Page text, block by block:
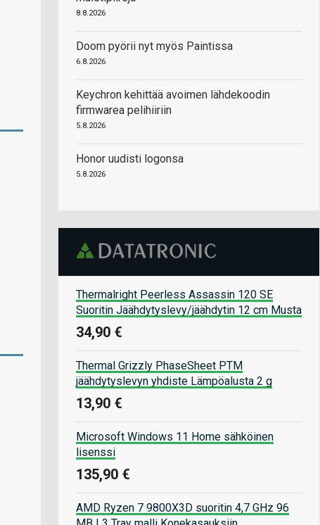
8.8.2026
Doom pyörii nyt myös Paintissa
6.8.2026
Keychron kehittää avoimen lähdekoodin
firmwarea pelihiiriin
5.8.2026
Honor uudisti logonsa
5.8.2026
Thermalright Peerless Assassin 120 SE
Suoritin Jäähdytyslevy/jäähdytin 12 cm Musta
34,90 €
Thermal Grizzly PhaseSheet PTM
jäähdytyslevyn yhdiste Lämpöalusta 2 g
13,90 €
Microsoft Windows 11 Home sähköinen
lisenssi
135,90 €
AMD Ryzen 7 9800X3D suoritin 4,7 GHz 96